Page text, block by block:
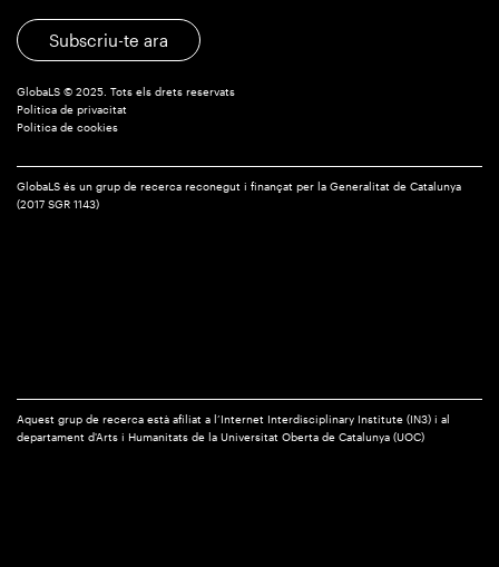
Subscriu-te ara
GlobaLS © 2025. Tots els drets reservats
Política de privacitat
Política de cookies
GlobaLS és un grup de recerca reconegut i finançat per la Generalitat de Catalunya
(2017 SGR 1143)
Aquest grup de recerca està afiliat a l’Internet Interdisciplinary Institute (IN3) i al
departament d'Arts i Humanitats de la Universitat Oberta de Catalunya (UOC)